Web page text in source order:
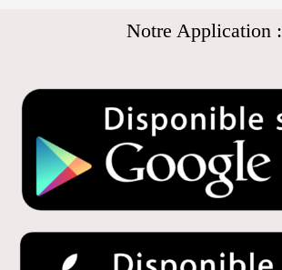
Notre Application :